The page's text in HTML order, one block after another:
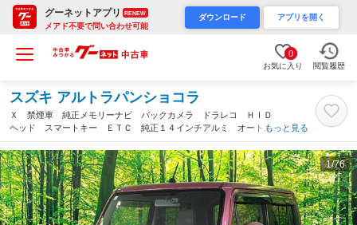
グーネットアプリ RENEW
メアド不要で問い合わせ可能
ダウンロード アプリを開く
0
お気に入り 閲覧履歴
スズキ アルトラパンショコラ
Ｘ 禁煙車 純正メモリーナビ バックカメラ ドラレコ ＨＩＤ
ヘッド スマートキー ＥＴＣ 純正１４インチアルミ オートラ
イト オートエアコン 電動格納ミラー アイドリングストップ
Ｂｌｕｅｔｏｏｔｈ（福岡県）
もっと見る
1/76